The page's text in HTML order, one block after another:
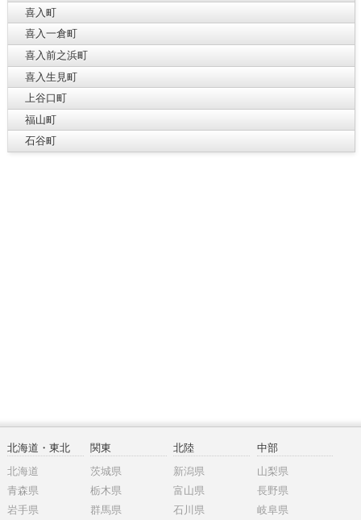
喜入町
喜入一倉町
喜入前之浜町
喜入生見町
上谷口町
福山町
石谷町
北海道・東北
北海道
青森県
岩手県
関東
茨城県
栃木県
群馬県
北陸
新潟県
富山県
石川県
中部
山梨県
長野県
岐阜県